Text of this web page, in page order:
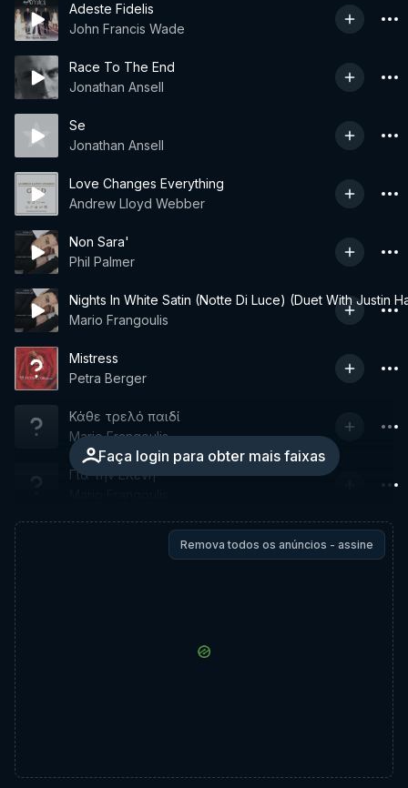
Adeste Fidelis
John Francis Wade
Race To The End
Jonathan Ansell
Se
Jonathan Ansell
Love Changes Everything
Andrew Lloyd Webber
Non Sara'
Phil Palmer
Nights In White Satin (Notte Di Luce) (Duet With Justin
Mario Frangoulis
Mistress
Petra Berger
Faça login para obter mais faixas
Κάθε τρελό παιδί
Mario Frangoulis
Για την Ελένη
Remova todos os anúncios - assine